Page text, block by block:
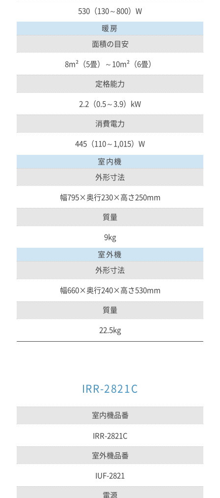
530（130～800）W
暖房
面積の目安
8m²（5畳）～10m²（6畳）
定格能力
2.2（0.5～3.9）kW
消費電力
445（110～1,015）W
室内機
外形寸法
幅795×奥行230×高さ250mm
質量
9kg
室外機
外形寸法
幅660×奥行240×高さ530mm
質量
22.5kg
IRR-2821C
室内機品番
IRR-2821C
室外機品番
IUF-2821
電源